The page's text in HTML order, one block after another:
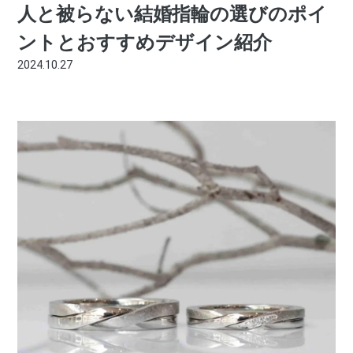
人と被らない結婚指輪の選びのポイ
ントとおすすめデザイン紹介
2024.10.27